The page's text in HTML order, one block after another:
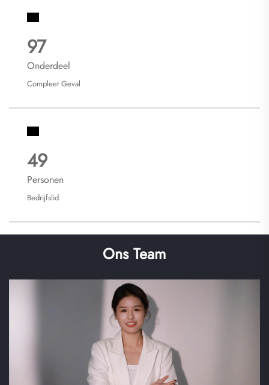
100
Onderdeel
Compleet Geval
50
Personen
Bedrijfslid
Ons Team